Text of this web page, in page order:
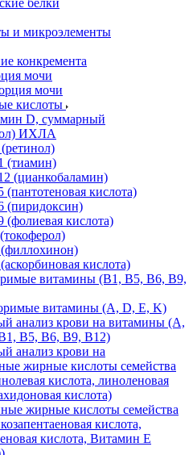
белки
и микроэлементы
конкремента
мочи
мочи
кислоты
D, суммарный
ИХЛА
(тиамин)
(цианкобаламин)
кислота)
(пиридоксин)
кислота)
кислота)
витамины (B1, B5, B6, В9,
витамины (A, D, E, K)
анализ крови на витамины (A,
B5, B6, В9, B12)
анализ крови на
жирные кислоты семейства
кислота, линоленовая
кислота)
жирные кислоты семейства
кислота,
кислота, Витамин E